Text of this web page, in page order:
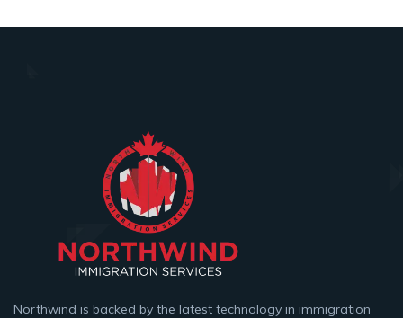
Northwind is backed by the latest technology in immigration